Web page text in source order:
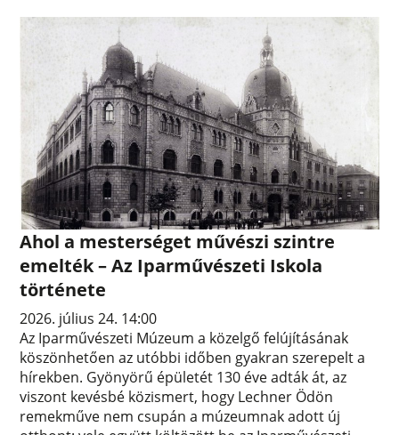
Ahol a mesterséget művészi szintre
emelték – Az Iparművészeti Iskola
története
2026. július 24. 14:00
Az Iparművészeti Múzeum a közelgő felújításának
köszönhetően az utóbbi időben gyakran szerepelt a
hírekben. Gyönyörű épületét 130 éve adták át, az
viszont kevésbé közismert, hogy Lechner Ödön
remekműve nem csupán a múzeumnak adott új